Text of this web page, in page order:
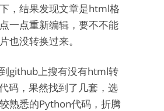
，结果发现文章是html格
一点重新编辑，要不不能
也没转换过来。
github上搜有没有html转
码，果然找到了几套，选
熟悉的Python代码，折腾